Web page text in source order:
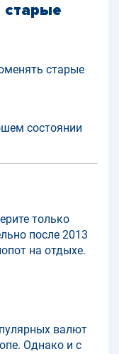
старые
состоянии
только
после 2013
на отдыхе.
валют
Однако и с